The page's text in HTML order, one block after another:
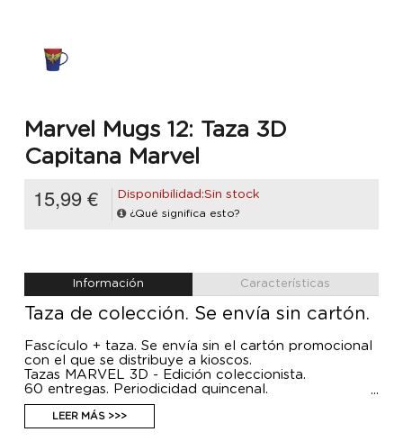
Marvel Mugs 12: Taza 3D
Capitana Marvel
15,99 € Disponibilidad:Sin stock
¿Qué significa esto?
Información Características
Taza de colección. Se envía sin cartón.
Fascículo + taza. Se envía sin el cartón promocional
con el que se distribuye a kioscos.
Tazas MARVEL 3D - Edición coleccionista.
60 entregas. Periodicidad quincenal.
Fabricadas en loza con detalles en 3D.
Dedicadas a los héroes y villanos de MARVEL, con
fieles reproducciones de los personajes.
LEER MÁS >>>